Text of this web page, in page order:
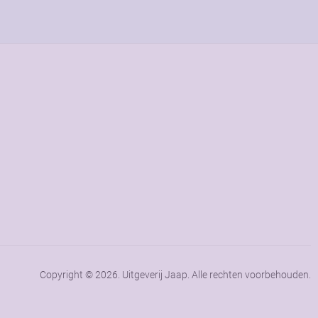
Copyright © 2026. Uitgeverij Jaap. Alle rechten voorbehouden.